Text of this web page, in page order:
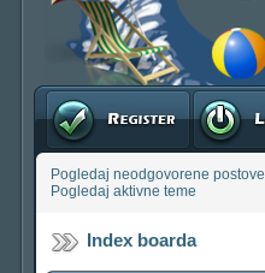
Registruj se Prijavite se
Pogledaj neodgovorene postove
Pogledaj aktivne teme
Index boarda